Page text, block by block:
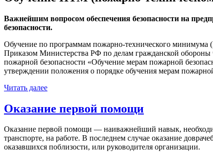
Важнейшим вопросом обеспечения безопасности на
безопасности.
Обучение по программам пожарно-технического минимума
Приказом Министерства РФ по делам гражданской
пожарной безопасности «Обучение мерам пожарной
утверждении положения о порядке обучения мерам
Читать далее
Оказание первой помощи
Оказание первой помощи — наиважнейший навык,
транспорте, на работе. В последнем случае оказание
оказавшихся поблизости, или руководителя организации.